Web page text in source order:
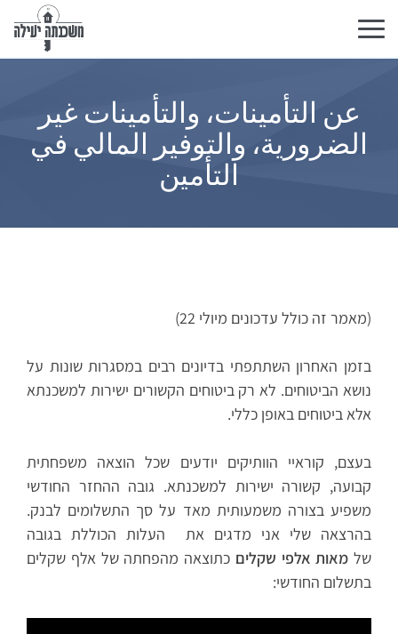
تبديل
التنقل
عن التأمينات، والتأمينات غير
الضرورية، والتوفير المالي في
التأمين
(מאמר זה כולל עדכונים מיולי 22)
בזמן האחרון השתתפתי בדיונים רבים במסגרות שונות על
נושא הביטוחים. לא רק ביטוחים הקשורים ישירות למשכנתא
אלא ביטוחים באופן כללי.
בעצם, קוראיי הוותיקים יודעים שכל הוצאה משפחתית
קבועה, קשורה ישירות למשכנתא. גובה ההחזר החודשי
משפיע בצורה משמעותית מאד על סך התשלומים לבנק.
בהרצאה שלי אני מדגים את העלות הכוללת בגובה
מאות אלפי שקליםכתוצאה מהפחתה של אלף שקלים
בתשלום החודשי: